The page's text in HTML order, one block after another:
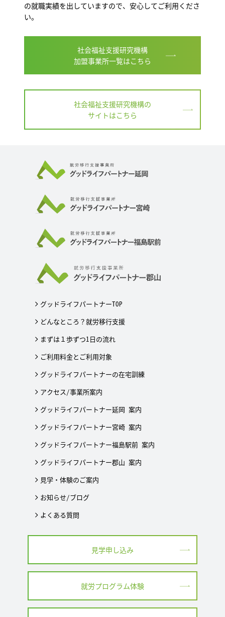
の就職実績を出していますので、安心してご利用くださ
い。
社会福祉支援研究機構
加盟事業所一覧はこちら
社会福祉支援研究機構の
サイトはこちら
グッドライフパートナーTOP
どんなところ？就労移行支援
まずは１歩ずつ1日の流れ
ご利用料金とご利用対象
グッドライフパートナーの在宅訓練
アクセス/事業所案内
グッドライフパートナー延岡 案内
グッドライフパートナー宮崎 案内
グッドライフパートナー福島駅前 案内
グッドライフパートナー郡山 案内
見学・体験のご案内
お知らせ/ブログ
よくある質問
見学申し込み
就労プログラム体験